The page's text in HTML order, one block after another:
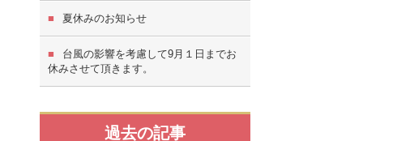
夏休みのお知らせ
台風の影響を考慮して9月１日までお
休みさせて頂きます。
過去の記事